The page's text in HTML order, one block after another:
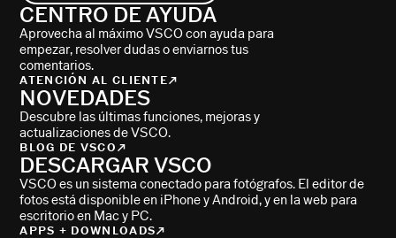
CENTRO DE AYUDA
Aprovecha al máximo VSCO con ayuda para
empezar, resolver dudas o enviarnos tus
comentarios.
ATENCIÓN AL CLIENTE
NOVEDADES
Descubre las últimas funciones, mejoras y
actualizaciones de VSCO.
BLOG DE VSCO
DESCARGAR VSCO
VSCO es un sistema conectado para fotógrafos. El editor de
fotos está disponible en iPhone y Android, y en la web para
escritorio en Mac y PC.
APPS + DOWNLOADS